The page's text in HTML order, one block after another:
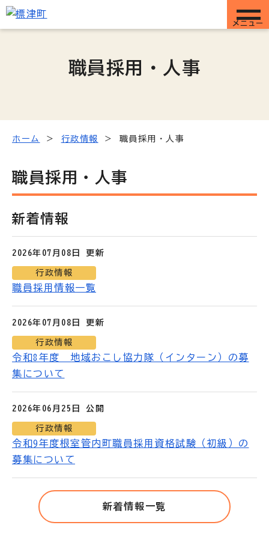
メニュー
職員採用・人事
ホーム 行政情報 職員採用・人事
職員採用・人事
新着情報
2026年07月08日 更新
行政情報
職員採用情報一覧
2026年07月08日 更新
行政情報
令和8年度 地域おこし協力隊（インターン）の募
集について
2026年06月25日 公開
行政情報
令和9年度根室管内町職員採用資格試験（初級）の
募集について
新着情報一覧